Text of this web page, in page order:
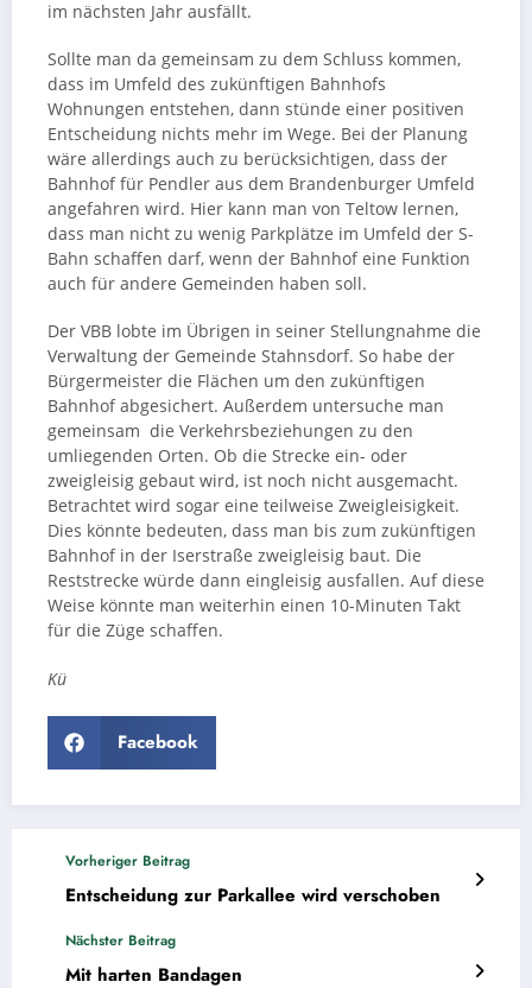
im nächsten Jahr ausfällt.
Sollte man da gemeinsam zu dem Schluss kommen,
dass im Umfeld des zukünftigen Bahnhofs
Wohnungen entstehen, dann stünde einer positiven
Entscheidung nichts mehr im Wege. Bei der Planung
wäre allerdings auch zu berücksichtigen, dass der
Bahnhof für Pendler aus dem Brandenburger Umfeld
angefahren wird. Hier kann man von Teltow lernen,
dass man nicht zu wenig Parkplätze im Umfeld der S-
Bahn schaffen darf, wenn der Bahnhof eine Funktion
auch für andere Gemeinden haben soll.
Der VBB lobte im Übrigen in seiner Stellungnahme die
Verwaltung der Gemeinde Stahnsdorf. So habe der
Bürgermeister die Flächen um den zukünftigen
Bahnhof abgesichert. Außerdem untersuche man
gemeinsam die Verkehrsbeziehungen zu den
umliegenden Orten. Ob die Strecke ein- oder
zweigleisig gebaut wird, ist noch nicht ausgemacht.
Betrachtet wird sogar eine teilweise Zweigleisigkeit.
Dies könnte bedeuten, dass man bis zum zukünftigen
Bahnhof in der Iserstraße zweigleisig baut. Die
Reststrecke würde dann eingleisig ausfallen. Auf diese
Weise könnte man weiterhin einen 10-Minuten Takt
für die Züge schaffen.
Kü
Facebook
Vorheriger Beitrag
Entscheidung zur Parkallee wird verschoben
Nächster Beitrag
Mit harten Bandagen